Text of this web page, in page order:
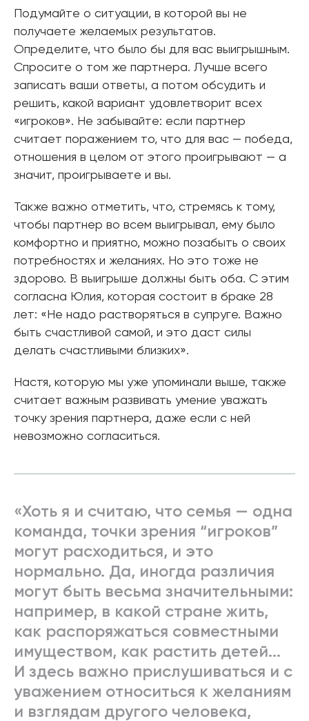
Подумайте о ситуации, в которой вы не
получаете желаемых результатов.
Определите, что было бы для вас выигрышным.
Спросите о том же партнера. Лучше всего
записать ваши ответы, а потом обсудить и
решить, какой вариант удовлетворит всех
«игроков». Не забывайте: если партнер
считает поражением то, что для вас — победа,
отношения в целом от этого проигрывают — а
значит, проигрываете и вы.
Также важно отметить, что, стремясь к тому,
чтобы партнер во всем выигрывал, ему было
комфортно и приятно, можно позабыть о своих
потребностях и желаниях. Но это тоже не
здорово. В выигрыше должны быть оба. С этим
согласна Юлия, которая состоит в браке 28
лет: «Не надо растворяться в супруге. Важно
быть счастливой самой, и это даст силы
делать счастливыми близких».
Настя, которую мы уже упоминали выше, также
считает важным развивать умение уважать
точку зрения партнера, даже если с ней
невозможно согласиться.
«Хоть я и считаю, что семья — одна
команда, точки зрения “игроков”
могут расходиться, и это
нормально. Да, иногда различия
могут быть весьма значительными:
например, в какой стране жить,
как распоряжаться совместными
имуществом, как растить детей...
И здесь важно прислушиваться и с
уважением относиться к желаниям
и взглядам другого человека,